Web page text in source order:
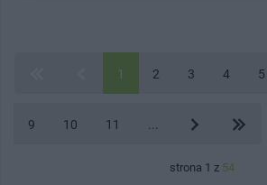
1 2 3 4 5
9 10 11
strona 1 z 54